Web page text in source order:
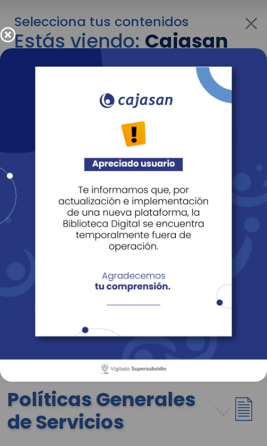
Selecciona tus contenidos
Estás viendo:Cajasan
para personas
Para cambiar al contenido de tu interés más
adelante recuerda utilizar el menú
Entendido
Revista Fácil Vivir
Sedes Directorio Servicios En Línea
Políticas Generales
de Servicios